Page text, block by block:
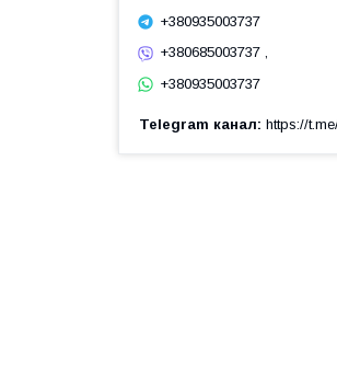
+380935003737
+380685003737 ,
+380935003737
Telegram канал https://